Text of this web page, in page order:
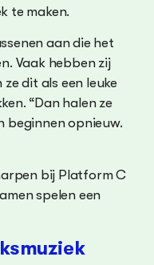
te maken.
aan die het
Vaak hebben zij
dit als een leuke
“Dan halen ze
beginnen opnieuw.
bij Platform C
spelen een